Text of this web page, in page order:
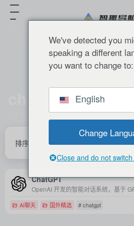
chatgpt
排序 发布 更新 浏览 点赞
ChatGPT
AI聊天 国外精选 # chatgpt
We've detected you
speaking a different
you want to change to:
English
Change
Close and do not